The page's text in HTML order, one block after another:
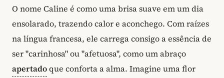
O nome Caline é como uma brisa suave em um dia
ensolarado, trazendo calor e aconchego. Com raízes
na língua francesa, ele carrega consigo a essência de
ser "carinhosa" ou "afetuosa", como um abraço
apertadoque conforta a alma. Imagine uma flor